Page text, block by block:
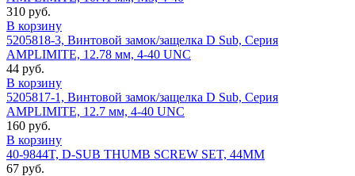
310 руб.
В корзину
5205818-3, Винтовой замок/защелка D Sub, Серия
AMPLIMITE, 12.78 мм, 4-40 UNC
44 руб.
В корзину
5205817-1, Винтовой замок/защелка D Sub, Серия
AMPLIMITE, 12.7 мм, 4-40 UNC
160 руб.
В корзину
40-9844T, D-SUB THUMB SCREW SET, 44MM
67 руб.